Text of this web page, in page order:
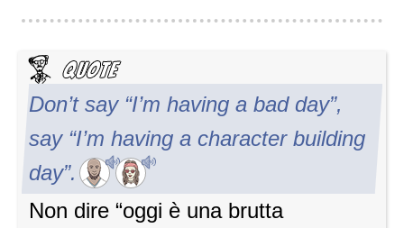
Don’t say “I’m having a bad day”,
say “I’m having a character building
day”.
Non dire “oggi è una brutta